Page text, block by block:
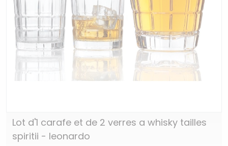
Lot d'1 carafe et de 2 verres a whisky tailles
spiritii - leonardo